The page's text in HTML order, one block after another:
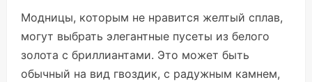
Модницы, которым не нравится желтый сплав,
могут выбрать элегантные пусеты из белого
золота с бриллиантами. Это может быть
обычный на вид гвоздик, с радужным камнем,